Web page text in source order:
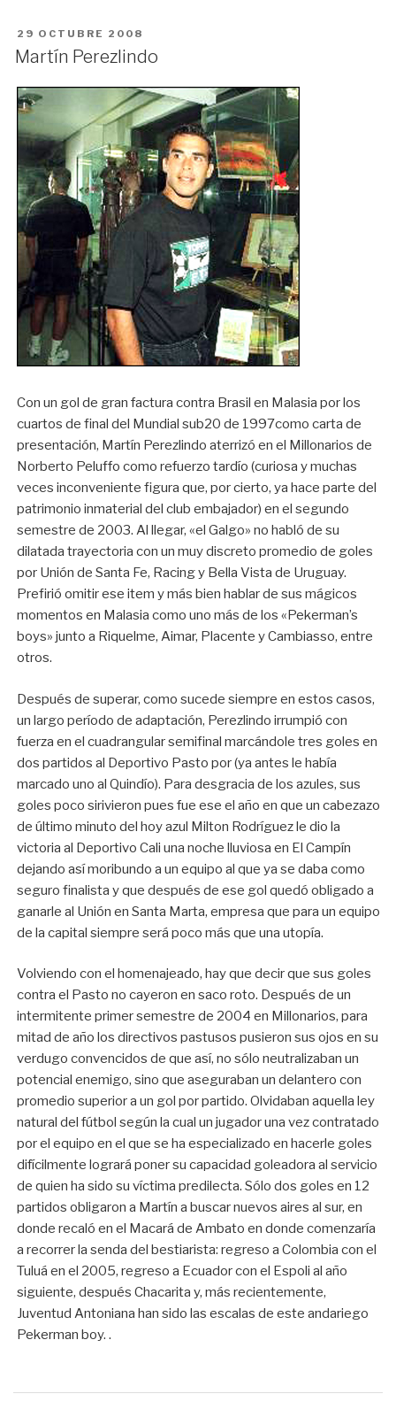
PUBLICADO
EN
29 OCTUBRE 2008
Martín Perezlindo
Con un gol de gran factura contra Brasil en Malasia por los
cuartos de final del Mundial sub20 de 1997como carta de
presentación, Martín Perezlindo aterrizó en el Millonarios de
Norberto Peluffo como refuerzo tardío (curiosa y muchas
veces inconveniente figura que, por cierto, ya hace parte del
patrimonio inmaterial del club embajador) en el segundo
semestre de 2003. Al llegar, «el Galgo» no habló de su
dilatada trayectoria con un muy discreto promedio de goles
por Unión de Santa Fe, Racing y Bella Vista de Uruguay.
Prefirió omitir ese item y más bien hablar de sus mágicos
momentos en Malasia como uno más de los «Pekerman’s
boys» junto a Riquelme, Aimar, Placente y Cambiasso, entre
otros.
Después de superar, como sucede siempre en estos casos,
un largo período de adaptación, Perezlindo irrumpió con
fuerza en el cuadrangular semifinal marcándole tres goles en
dos partidos al Deportivo Pasto por (ya antes le había
marcado uno al Quindío). Para desgracia de los azules, sus
goles poco sirivieron pues fue ese el año en que un cabezazo
de último minuto del hoy azul Milton Rodríguez le dio la
victoria al Deportivo Cali una noche lluviosa en El Campín
dejando así moribundo a un equipo al que ya se daba como
seguro finalista y que después de ese gol quedó obligado a
ganarle al Unión en Santa Marta, empresa que para un equipo
de la capital siempre será poco más que una utopía.
Volviendo con el homenajeado, hay que decir que sus goles
contra el Pasto no cayeron en saco roto. Después de un
intermitente primer semestre de 2004 en Millonarios, para
mitad de año los directivos pastusos pusieron sus ojos en su
verdugo convencidos de que así, no sólo neutralizaban un
potencial enemigo, sino que aseguraban un delantero con
promedio superior a un gol por partido. Olvidaban aquella ley
natural del fútbol según la cual un jugador una vez contratado
por el equipo en el que se ha especializado en hacerle goles
difícilmente logrará poner su capacidad goleadora al servicio
de quien ha sido su víctima predilecta. Sólo dos goles en 12
partidos obligaron a Martín a buscar nuevos aires al sur, en
donde recaló en el Macará de Ambato en donde comenzaría
a recorrer la senda del bestiarista: regreso a Colombia con el
Tuluá en el 2005, regreso a Ecuador con el Espoli al año
siguiente, después Chacarita y, más recientemente,
Juventud Antoniana han sido las escalas de este andariego
Pekerman boy. .